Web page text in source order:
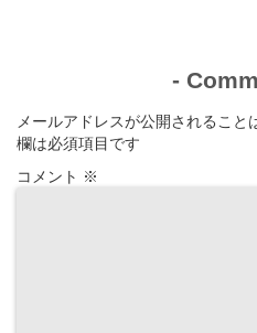
-
メールアドレスが公開されること
欄は必須項目です
コメント ※